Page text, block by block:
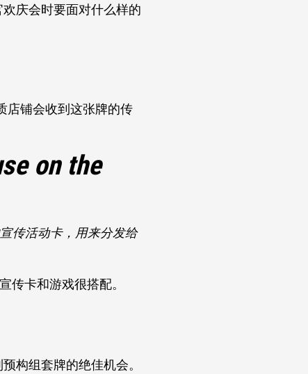
庆会时要面对什么样的
店铺会收到这张牌的传
on the
传活动卡，用来分发给
传卡和游戏很搭配。
构组套牌的绝佳机会。